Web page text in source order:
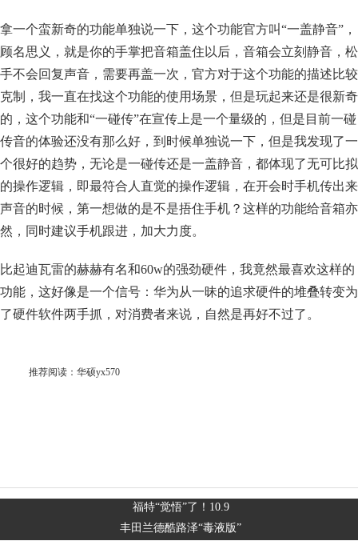
拿一个蛮新奇的功能单独说一下，这个功能官方叫“一盖静音”，
顾名思义，就是你的手掌把音箱盖住以后，音箱会立刻静音，松
手不会回复声音，需要再盖一次，官方对于这个功能的描述比较
克制，我一直在找这个功能的使用场景，但是玩起来还是很新奇
的，这个功能和“一碰传”在宣传上是一个量级的，但是目前一碰
传音的体验还没有那么好，到时候单独说一下，但是我发现了一
个很好的趋势，无论是一碰传还是一盖静音，都体现了无可比拟
的操作逻辑，即最符合人直觉的操作逻辑，在开会时手机传出来
声音的时候，第一想做的是不是捂住手机？这样的功能给音箱亦
然，同时建议手机跟进，加大力度。
比起迪瓦雷的赫赫有名和60w的强劲硬件，我竟然最喜欢这样的
功能，这好像是一个信号：华为从一昧的追求硬件的堆叠转变为
了硬件软件两手抓，对消费者来说，自然是再好不过了。
推荐阅读： 华硕yx570
福特“觉悟”了！10.9
丰田兰德酷路泽“毒液版”